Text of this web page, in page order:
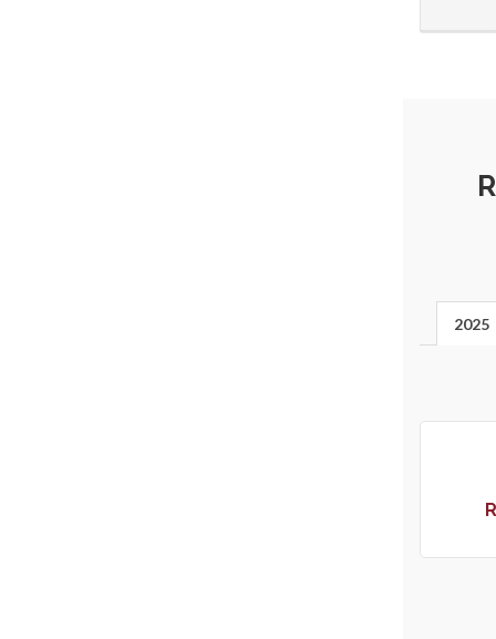
2025